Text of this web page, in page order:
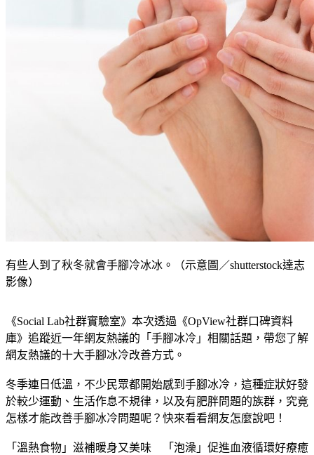
有些人到了秋冬就會手腳冷冰冰。（示意圖／shutterstock達志
影像）
《Social Lab社群實驗室》本次透過《OpView社群口碑資料
庫》追蹤近一年網友熱議的「手腳冰冷」相關話題，帶您了解
網友熱議的十大手腳冰冷改善方式。
冬季連日低溫，不少民眾都開始感到手腳冰冷，這種症狀好發
於較少運動、生活作息不規律，以及有肥胖問題的族群，究竟
怎樣才能改善手腳冰冷問題呢？快來看看網友怎麼說吧！
「溫熱食物」滋補暖身又美味　「泡澡」促進血液循環好療癒